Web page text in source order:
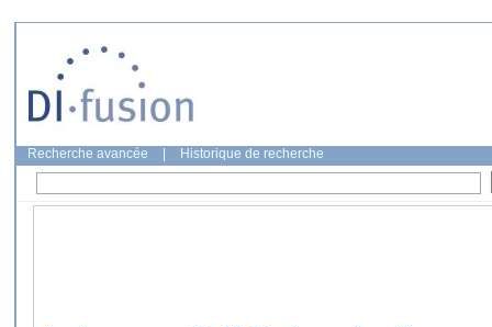
Recherche avancée Historique de recherche